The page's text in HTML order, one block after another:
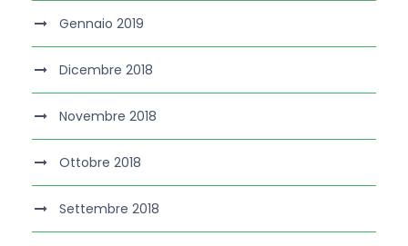
Gennaio 2019
Dicembre 2018
Novembre 2018
Ottobre 2018
Settembre 2018